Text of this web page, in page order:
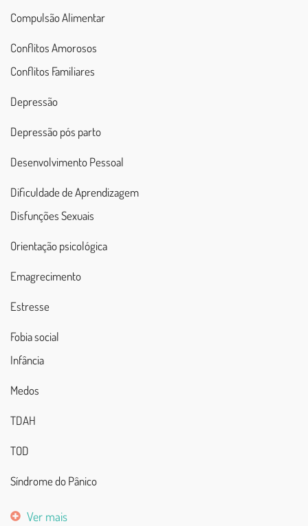
Compulsão Alimentar
Conflitos Amorosos
Conflitos Familiares
Depressão
Depressão pós parto
Desenvolvimento Pessoal
Dificuldade de Aprendizagem
Disfunções Sexuais
Orientação psicológica
Emagrecimento
Estresse
Fobia social
Infância
Medos
TDAH
TOD
Síndrome do Pânico
Ver mais